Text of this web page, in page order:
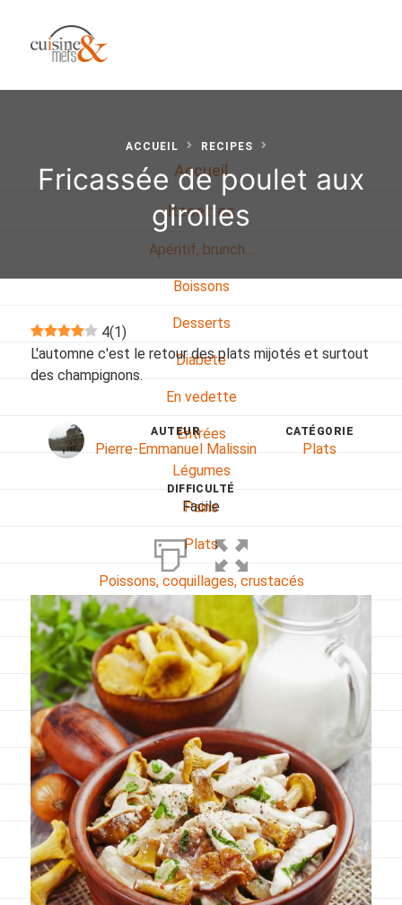
Accueil
Recettes
Apéritif, brunch…
Boissons
Desserts
Diabete
En vedette
Entrées
Légumes
Pains
Plats
Poissons, coquillages, crustacés
Régime
Sans gluten
Sans lactose
Sans sel
Sauces et accompagnements
Végétarien
Viandes
Pratique
ACCUEIL RECIPES
Fricassée de poulet aux
girolles
4(1)
L'automne c'est le retour des plats mijotés et surtout
des champignons.
AUTEUR
Pierre-Emmanuel Malissin
CATÉGORIE
Plats
DIFFICULTÉ
Facile